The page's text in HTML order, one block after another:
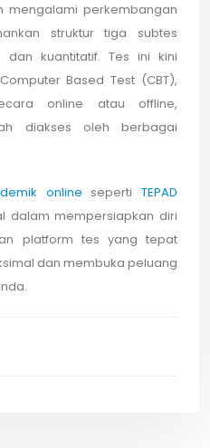
mengalami perkembangan
struktur tiga subtes
dan kuantitatif. Tes ini kini
Based Test (CBT),
online atau offline,
diakses oleh berbagai
online sepertiTEPAD
dalam mempersiapkan diri
platform tes yang tepat
dan membuka peluang